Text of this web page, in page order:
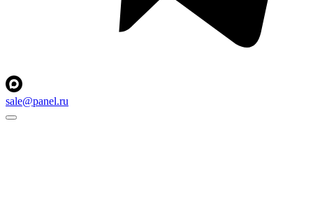
sale@panel.ru